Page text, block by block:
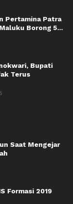
Pertamina Patra
Borong 5...
Bupati
Terus
Saat Mengejar
Formasi 2019